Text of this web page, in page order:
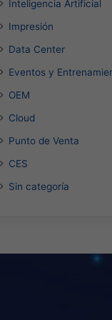
Inteligencia Artificial
Impresión
Data Center
Eventos y
OEM
Cloud
Punto de Venta
CES
Sin categoría